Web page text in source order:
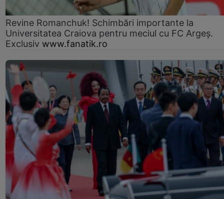
Revine Romanchuk! Schimbări importante la
Universitatea Craiova pentru meciul cu FC Argeş.
Exclusiv www.fanatik.ro